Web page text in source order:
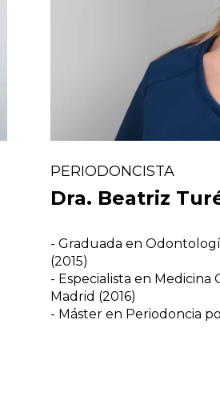
PERIODONCISTA
Dra. Beatriz
- Graduada en
(2015)
- Especialista en
Madrid (2016)
- Máster en Periodoncia